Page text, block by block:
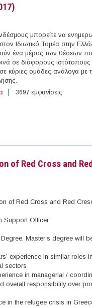
μπορείτε να
Ιδιωτικό Τομέα στην
ένα μέρος των θέσεων
σε διάφορους ιστότοπους
κύριες ομάδες ανάλογα με
για 183 θέσεις εργασίας στον
3697 εμφανίσεις
of Red Cross and
of Red Cross and Red
Support Officer
Master’s degree will
experience in similar roles
sectors
in managerial /
overall responsibility over
in the refugee crisis in